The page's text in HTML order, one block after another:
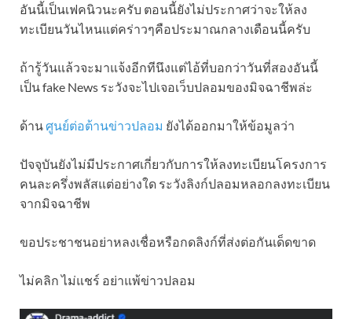
อันนี้เป็นเฟคนิวนะครับ ตอนนี้ยังไม่ประกาศว่าจะให้ลง
ทะเบียนวันไหนแต่คร่าวๆคือประมาณกลางเดือนนี้ครับ
ถ้ารู้วันแล้วจะมาแจ้งอีกทีนึงแต่ไอ้ที่บอกว่าวันที่สองอันนี้
เป็น fake News ระวังจะไปเจอเว็บปลอมของมิจฉาชีพล่ะ
ด้านศูนย์ต่อต้านข่าวปลอม ยังได้ออกมาให้ข้อมูลว่า
ปัจจุบันยังไม่มีประกาศเกี่ยวกับการให้ลงทะเบียนโครงการ
คนละครึ่งพลัสแต่อย่างใด ระวังลิงก์ปลอมหลอกลงทะเบียน
จากมิจฉาชีพ
ขอประชาชนอย่าหลงเชื่อหรือกดลิงก์ที่ส่งต่อกันเด็ดขาด
ไม่คลิก ไม่แชร์ อย่าแพ้ข่าวปลอม